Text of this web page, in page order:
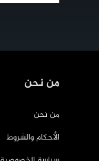
من نحن
من نحن
الأحكام والشروط